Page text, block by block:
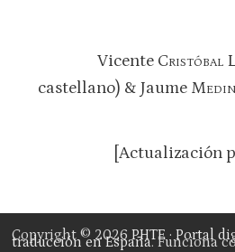
Vicente Cristóbal
castellano) & Jaume
[Actualización
Copyright © 2026PHTE · Portal
traducción en España. Funciona